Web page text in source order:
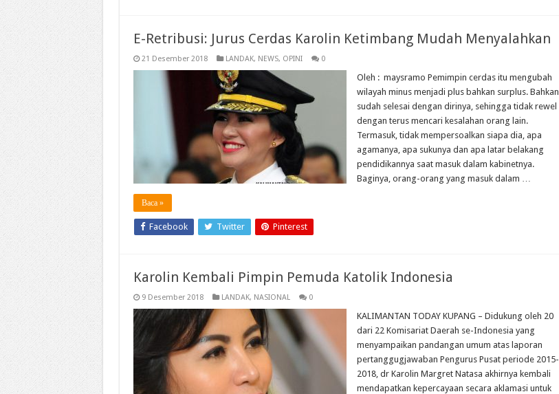
E-Retribusi: Jurus Cerdas Karolin Ketimbang Mudah Menyalahkan
21 Desember 2018 LANDAK, NEWS, OPINI 0
Oleh : maysramo Pemimpin cerdas itu mengubah
wilayah minus menjadi plus bahkan surplus. Bahkan
sudah selesai dengan dirinya, sehingga tidak rewel
dengan terus mencari kesalahan orang lain.
Termasuk, tidak mempersoalkan siapa dia, apa
agamanya, apa sukunya dan apa latar belakang
pendidikannya saat masuk dalam kabinetnya.
Baginya, orang-orang yang masuk dalam …
Baca »
Facebook Twitter Pinterest
Karolin Kembali Pimpin Pemuda Katolik Indonesia
9 Desember 2018 LANDAK, NASIONAL 0
KALIMANTAN TODAY KUPANG – Didukung oleh 20
dari 22 Komisariat Daerah se-Indonesia yang
menyampaikan pandangan umum atas laporan
pertanggugjawaban Pengurus Pusat periode 2015-
2018, dr Karolin Margret Natasa akhirnya kembali
mendapatkan kepercayaan secara aklamasi untuk